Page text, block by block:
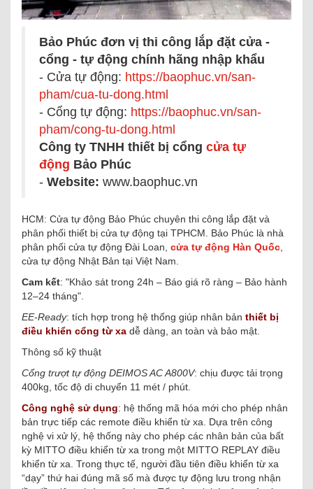
Bảo Phúc đơn vị thi công lắp đặt cửa -
cổng - tự động chính hãng nhập khẩu
- Cửa tự động: https://baophuc.vn/san-
pham/cua-tu-dong.html
- Cổng tự động: https://baophuc.vn/san-
pham/cong-tu-dong.html
Công ty TNHH thiết bị cổng cửa tự
động Bảo Phúc
- Website: www.baophuc.vn
HCM: Cửa tự động Bảo Phúc chuyên thi công lắp đặt và
phân phối thiết bị cửa tự động tại TPHCM. Bảo Phúc là nhà
phân phối cửa tự động Đài Loan, cửa tự động Hàn Quốc
cửa tự động Nhật Bản tại Việt Nam.
Cam kết: "Khảo sát trong 24h – Báo giá rõ ràng – Bảo hành
12–24 tháng".
EE-Ready: tích hợp trong hệ thống giúp nhân bản thiết bị
điều khiển cổng từ xa dễ dàng, an toàn và bảo mật.
Thông số kỹ thuật
Cổng trượt tự động DEIMOS AC A800V: chịu được tải trọng
400kg, tốc độ di chuyển 11 mét / phút.
Công nghệ sử dụng: hệ thống mã hóa mới cho phép nhân
bản trực tiếp các remote điều khiển từ xa. Dựa trên công
nghệ vi xử lý, hệ thống này cho phép các nhân bản của bất
kỳ MITTO điều khiển từ xa trong một MITTO REPLAY điều
khiển từ xa. Trong thực tế, người đầu tiên điều khiển từ xa
“dạy” thứ hai đúng mã số mà được tự động lưu trong nhận